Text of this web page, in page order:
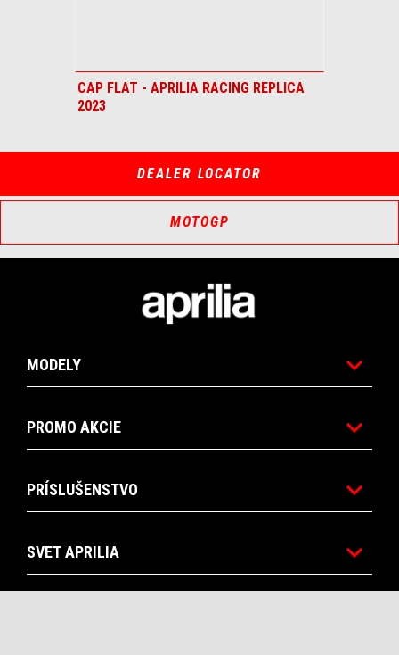
CAP FLAT - APRILIA RACING REPLICA
2023
DEALER LOCATOR
MOTOGP
MODELY
PROMO AKCIE
PRÍSLUŠENSTVO
SVET APRILIA